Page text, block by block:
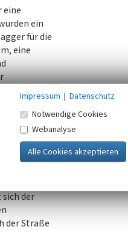
eine
ein
für die
eine
waren drei
antrieb,
Stunde
1958
der
der Straße
Impressum | Datenschutz
Notwendige Cookies
Webanalyse